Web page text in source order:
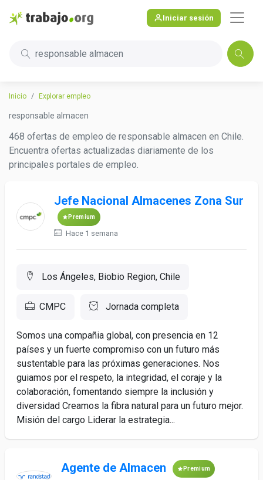
Iniciar sesión
responsable almacen
Inicio Explorar empleo
responsable almacen
468 ofertas de empleo de responsable almacen en Chile.
Encuentra ofertas actualizadas diariamente de los
principales portales de empleo.
Jefe Nacional Almacenes Zona Sur
Premium
Hace 1 semana
Los Ángeles, Biobio Region, Chile
CMPC Jornada completa
Somos una compañia global, con presencia en 12
países y un fuerte compromiso con un futuro más
sustentable para las próximas generaciones. Nos
guiamos por el respeto, la integridad, el coraje y la
colaboración, fomentando siempre la inclusión y
diversidad Creamos la fibra natural para un futuro mejor.
Misión del cargo Liderar la estrategia...
Agente de Almacen Premium